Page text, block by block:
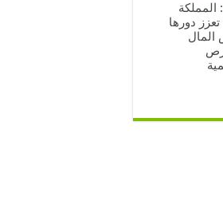
المملكة
تعزز دورها
المال